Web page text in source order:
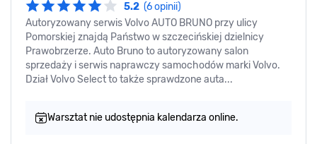
5.2 (6 opinii)
Autoryzowany serwis Volvo AUTO BRUNO przy ulicy
Pomorskiej znajdą Państwo w szczecińskiej dzielnicy
Prawobrzerze. Auto Bruno to autoryzowany salon
sprzedaży i serwis naprawczy samochodów marki Volvo.
Dział Volvo Select to także sprawdzone auta...
Warsztat nie udostępnia kalendarza online.